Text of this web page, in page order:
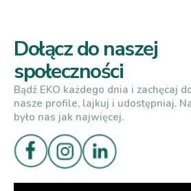
Dołącz do naszej
społeczności
Bądź EKO każdego dnia i zachęcaj
nasze profile, lajkuj i udostępniaj.
było nas jak najwięcej.